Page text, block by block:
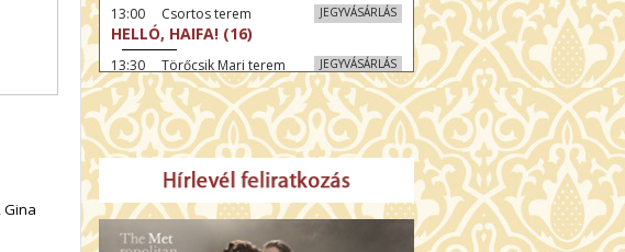
Gina
JEGYVÁSÁRLÁS
13:00 Csortos terem
HELLÓ, HAIFA! (16)
JEGYVÁSÁRLÁS
13:30 Törőcsik Mari terem
A KEGYELEM (16)
JEGYVÁSÁRLÁS
13:30 Díszterem
MAGYAR MENYEGZŐ (12)
14:30 Fábri terem
MESSZI ÉSZAK (12)
JEGYVÁSÁRLÁS
15:00 Csortos terem
MOHÁCS – VILÁGOK HARCA (12)